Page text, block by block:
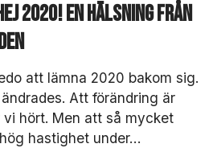
2020! En hälsning från
att lämna 2020 bakom sig.
Att förändring är
vi hört. Men att så mycket
hastighet under…